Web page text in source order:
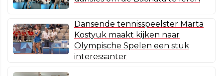
Dansende tennisspeelster Marta
Kostyuk maakt kijken naar
Olympische Spelen een stuk
interessanter